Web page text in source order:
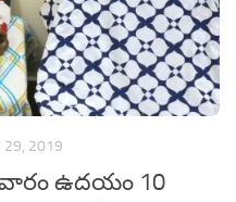
29, 2019
ఉదయం 10